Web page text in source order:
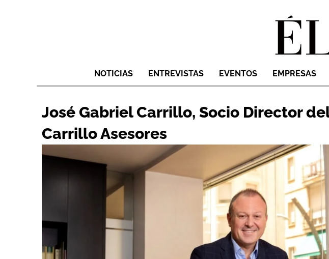
NOTICIAS ENTREVISTAS EVENTOS EMPRESAS
José Gabriel Carrillo, Socio Director
Carrillo Asesores